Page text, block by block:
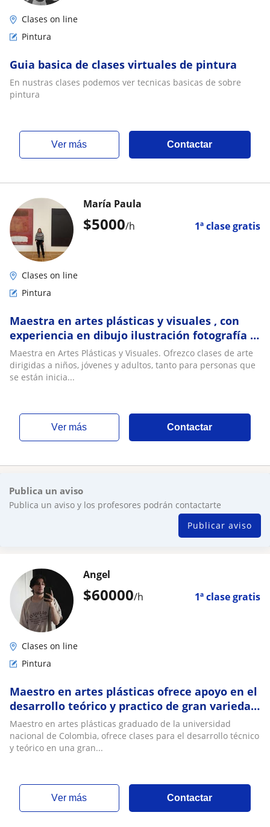
Clases on line
Pintura
Guia basica de clases virtuales de pintura
En nustras clases podemos ver tecnicas basicas de sobre
pintura
ver más Contactar
$5000/h 1ª clase gratis
María Paula
Clases on line
Pintura
Maestra en artes plásticas y visuales , con
experiencia en dibujo ilustración fotografía y
video con diferentes herramientas
Maestra en Artes Plásticas y Visuales. Ofrezco clases de arte
dirigidas a niños, jóvenes y adultos, tanto para personas que
se están inicia...
ver más Contactar
Publica un aviso
Publica un aviso y los profesores podrán contactarte
Publicar aviso
$60000/h 1ª clase gratis
Angel
Clases on line
Pintura
Maestro en artes plásticas ofrece apoyo en el
desarrollo teórico y practico de gran variedad
de técnicas artísticas
Maestro en artes plásticas graduado de la universidad
nacional de Colombia, ofrece clases para el desarrollo técnico
y teórico en una gran...
ver más Contactar